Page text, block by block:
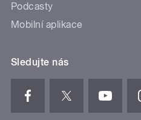
Podcasty
Mobilní aplikace
Sledujte nás